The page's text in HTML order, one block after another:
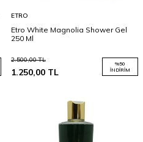
ETRO
Etro White Magnolia Shower Gel
250 Ml
2.500,00TL
1.250,00 TL
%50
İNDIRIM